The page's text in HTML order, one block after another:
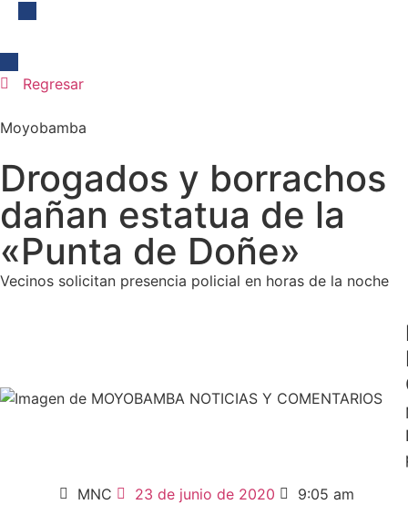
Regresar
Moyobamba
Drogados y borrachos
dañan estatua de la
«Punta de Doñe»
Vecinos solicitan presencia policial en horas de la noche
MNC
23 de junio de 2020 9:05 am